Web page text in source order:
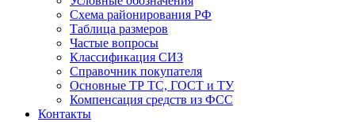
Схема районирования РФ
Таблица размеров
Частые вопросы
Классификация СИЗ
Справочник покупателя
Основные ТР ТС, ГОСТ и ТУ
Компенсация средств из ФСС
Контакты